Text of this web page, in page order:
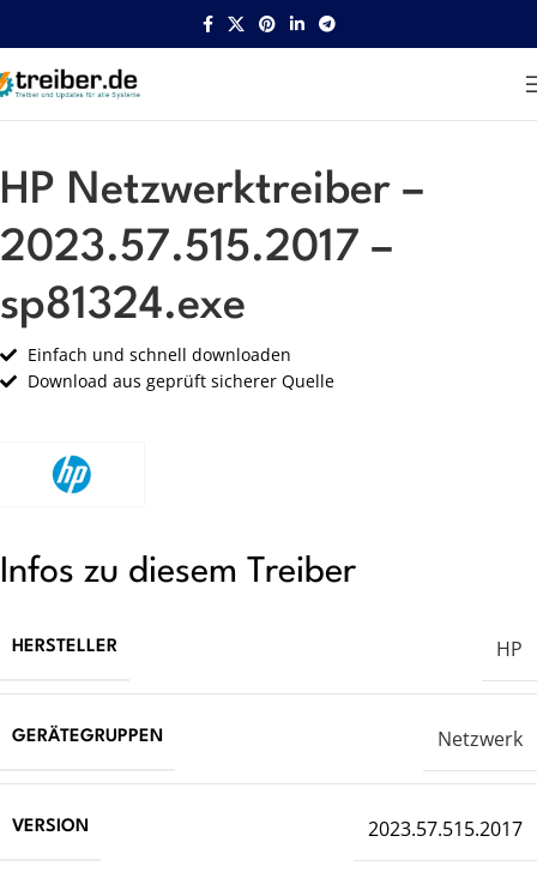
Startseite HP Netzwerk
HP Netzwerktreiber –
2023.57.515.2017 –
sp81324.exe
Einfach und schnell downloaden
Download aus geprüft sicherer Quelle
Infos zu diesem Treiber
HERSTELLER HP
GERÄTEGRUPPEN Netzwerk
VERSION 2023.57.515.2017